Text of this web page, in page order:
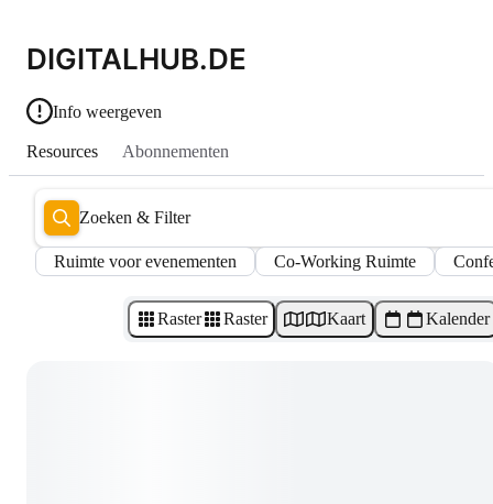
DIGITALHUB.DE
Info weergeven
Resources Abonnementen
Zoeken & Filter
Ruimte voor evenementen Co-Working Ruimte
Raster Raster Kaart Kalender